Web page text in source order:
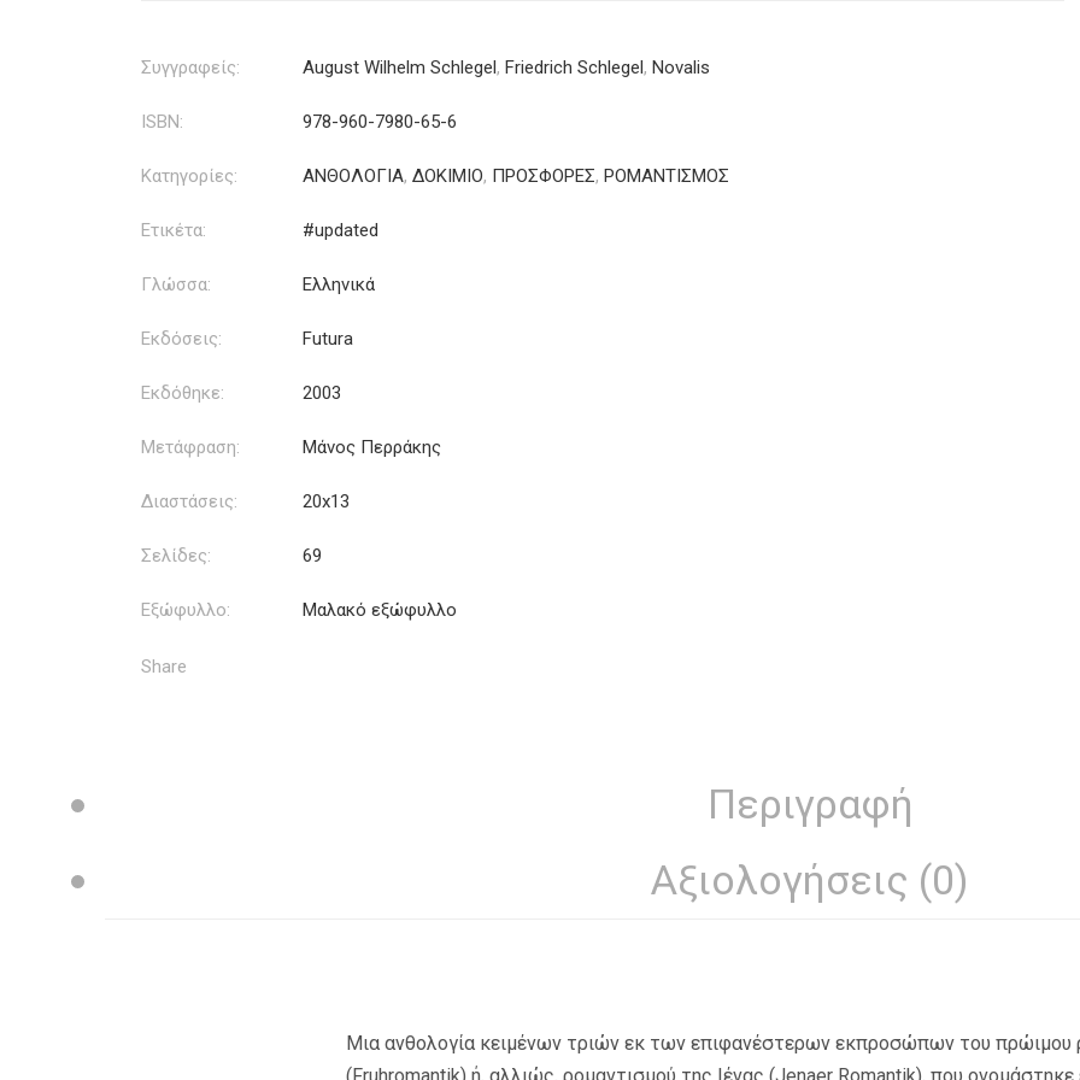
Συγγραφείς: August Wilhelm Schlegel, Friedrich Schlegel, Novalis
ISBN: 978-960-7980-65-6
Κατηγορίες: ΑΝΘΟΛΟΓΙΑ, ΔΟΚΙΜΙΟ, ΠΡΟΣΦΟΡΕΣ, ΡΟΜΑΝΤΙΣΜΟΣ
Ετικέτα: #updated
Γλώσσα: Ελληνικά
Εκδόσεις: Futura
Εκδόθηκε: 2003
Μετάφραση: Μάνος Περράκης
Διαστάσεις: 20x13
Σελίδες: 69
Εξώφυλλο: Μαλακό εξώφυλλο
Share
Περιγραφή
Αξιολογήσεις (0)
Μια ανθολογία κειμένων τριών εκ των επιφανέστερων εκπροσώπων του πρώιμου
(Fruhromantik) ή, αλλιώς, ρομαντισμού της Ιένας (Jenaer Romantik), που ονομάστηκε